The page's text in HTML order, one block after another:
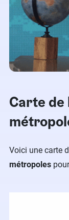
Carte de
Voici une carte
métropoles